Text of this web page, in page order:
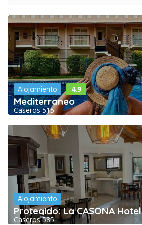
Alojamiento 4.9
Mediterraneo
Caseros 515
Alojamiento
Protegido: La CASONA Hotel
Caseros 585